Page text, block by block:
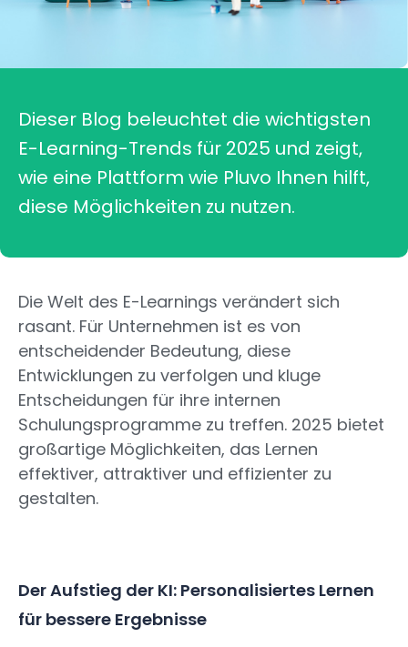
Dieser Blog beleuchtet die wichtigsten
E-Learning-Trends für 2025 und zeigt,
wie eine Plattform wie Pluvo Ihnen hilft,
diese Möglichkeiten zu nutzen.
Die Welt des E-Learnings verändert sich
rasant. Für Unternehmen ist es von
entscheidender Bedeutung, diese
Entwicklungen zu verfolgen und kluge
Entscheidungen für ihre internen
Schulungsprogramme zu treffen. 2025 bietet
großartige Möglichkeiten, das Lernen
effektiver, attraktiver und effizienter zu
gestalten.
Der Aufstieg der KI: Personalisiertes Lernen
für bessere Ergebnisse